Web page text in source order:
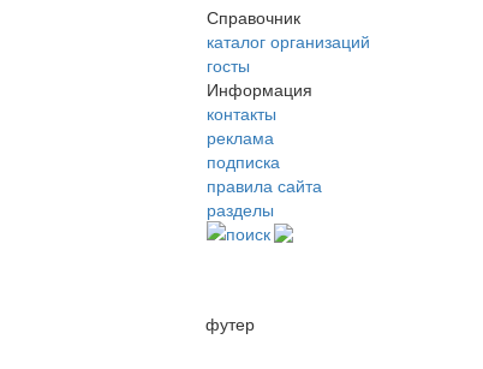
Справочник
каталог организаций
госты
Информация
контакты
реклама
подписка
правила сайта
разделы
поиск
футер